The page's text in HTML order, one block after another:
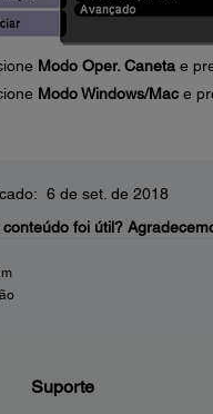
Modo Oper. Canetae
Modo Windows/Mace
6 de set. de 2018
conteúdo foi útil?
Suporte